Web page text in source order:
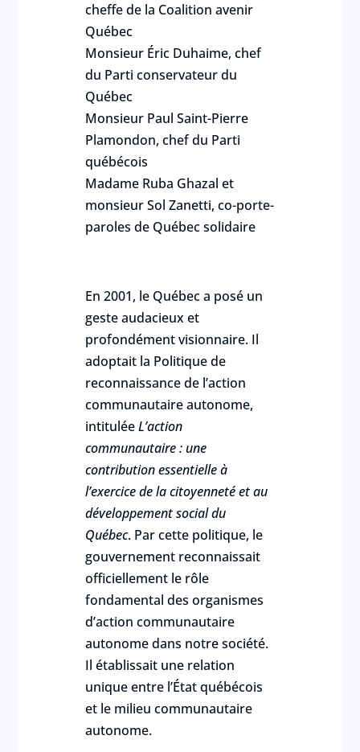
cheffe de la Coalition avenir
Québec
Monsieur Éric Duhaime, chef
du Parti conservateur du
Québec
Monsieur Paul Saint-Pierre
Plamondon, chef du Parti
québécois
Madame Ruba Ghazal et
monsieur Sol Zanetti, co-porte-
paroles de Québec solidaire
En 2001, le Québec a posé un
geste audacieux et
profondément visionnaire. Il
adoptait la Politique de
reconnaissance de l’action
communautaire autonome,
intituléeL’action
communautaire : une
contribution essentielle à
l’exercice de la citoyenneté et au
développement social du
Québec. Par cette politique, le
gouvernement reconnaissait
officiellement le rôle
fondamental des organismes
d’action communautaire
autonome dans notre société.
Il établissait une relation
unique entre l’État québécois
et le milieu communautaire
autonome.